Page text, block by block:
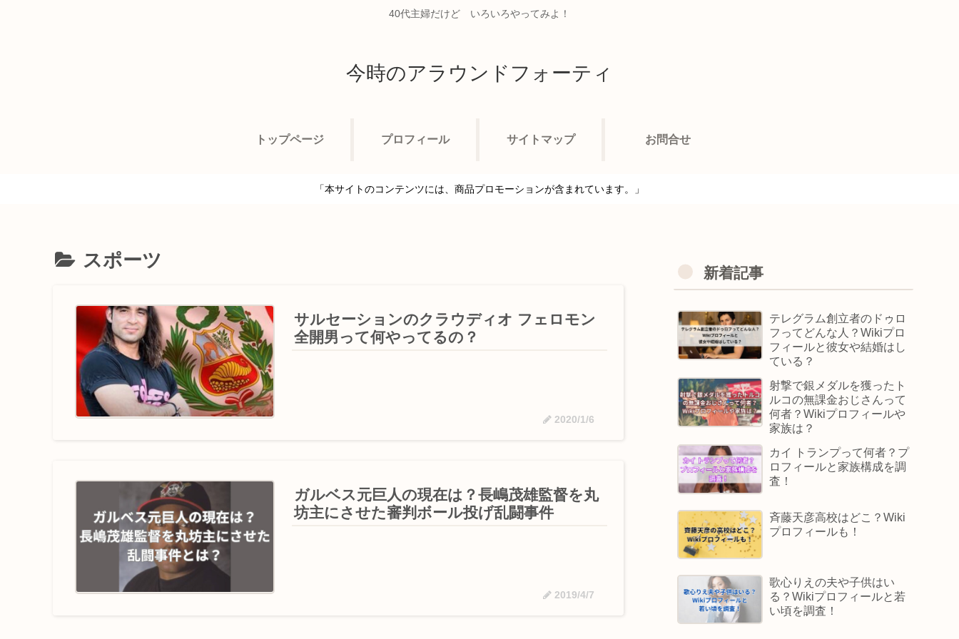
40代主婦だけど いろいろやってみよ！
今時のアラウンドフォーティ
トップページ プロフィール サイトマップ お問合せ
「本サイトのコンテンツには、商品プロモーションが含まれています。」
スポーツ
サルセーションのクラウディオ フェロモン
全開男って何やってるの？
2020/1/6
ガルベス元巨人の現在は？長嶋茂雄監督を丸
坊主にさせた審判ボール投げ乱闘事件
2019/4/7
新着記事
テレグラム創立者のドゥロ
フってどんな人？Wikiプロ
フィールと彼女や結婚はし
ている？
射撃で銀メダルを獲ったト
ルコの無課金おじさんって
何者？Wikiプロフィールや
家族は？
カイ トランプって何者？プ
ロフィールと家族構成を調
査！
斉藤天彦高校はどこ？Wiki
プロフィールも！
歌心りえの夫や子供はい
る？Wikiプロフィールと若
い頃を調査！